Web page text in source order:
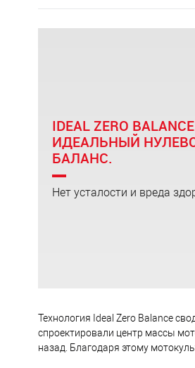
IDEAL ZERO
ИДЕАЛЬНЫЙ
БАЛАНС.
Нет усталости и вреда
Технология Ideal Zero Balance
спроектировали центр массы
назад. Благодаря этому